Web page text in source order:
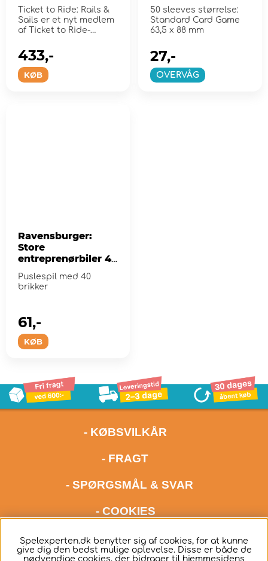
Ticket to Ride: Rails &
Sails er et nyt medlem
af Ticket to Ride-
KØB
433,-
50 sleeves størrelse:
Standard Card Game
63,5 x 88 mm
OVERVÅG
27,-
Ravensburger:
Store
entreprenørbiler 40
Brikker
Puslespil med 40
brikker
KØB
61,-
- KØBSVILKÅR
- FRAGT
- SPØRGSMÅL & SVAR
- COOKIES
kontakt os meget gerne via mail på adressen
hello@spelexperten.com
Spelexperten.dk benytter sig af cookies, for at kunne
give dig den bedst mulige oplevelse. Disse er både de
nødvendige cookies, der bidrager til hjemmesidens